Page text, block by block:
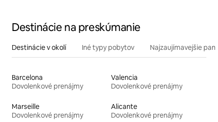
Destinácie na preskúmanie
Destinácie v okolí Iné typy pobytov Najzaujímavejšie
Barcelona
Dovolenkové prenájmy
Valencia
Dovolenkové prenájmy
Marseille
Dovolenkové prenájmy
Alicante
Dovolenkové prenájmy